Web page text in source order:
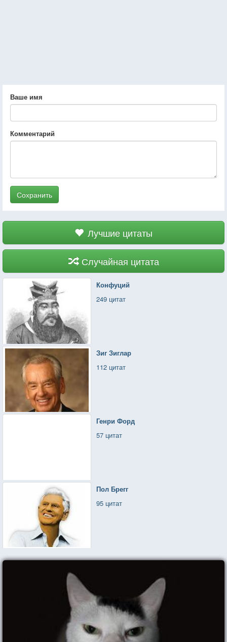
Ваше имя
Комментарий
Сохранить
Лучшие цитаты
Случайная цитата
Конфуций
249 цитат
Зиг Зиглар
112 цитат
Генри Форд
57 цитат
Пол Брегг
95 цитат